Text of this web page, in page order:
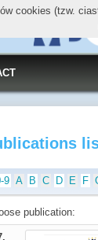
9 A B C D E F
publication:
cookies (tzw.